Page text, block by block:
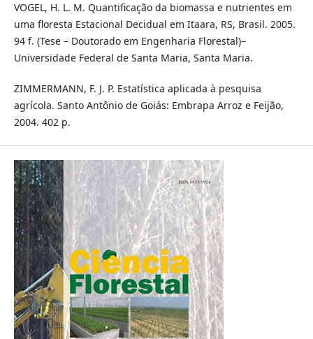
VOGEL, H. L. M. Quantificação da biomassa e nutrientes em
uma floresta Estacional Decidual em Itaara, RS, Brasil. 2005.
94 f. (Tese – Doutorado em Engenharia Florestal)–
Universidade Federal de Santa Maria, Santa Maria.
ZIMMERMANN, F. J. P. Estatística aplicada à pesquisa
agrícola. Santo Antônio de Goiás: Embrapa Arroz e Feijão,
2004. 402 p.